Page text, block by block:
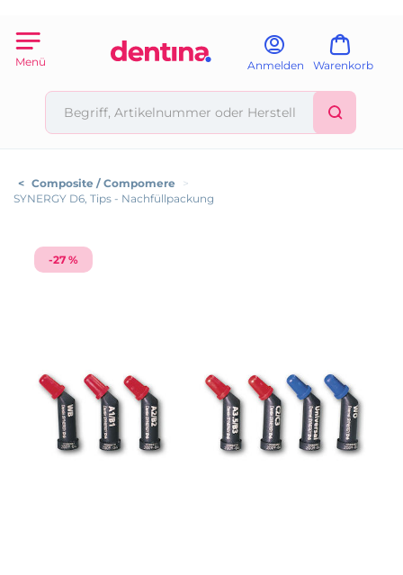
Menü Anmelden Warenkorb
< Composite / Compomere
>
SYNERGY D6, Tips - Nachfüllpackung
-27 %